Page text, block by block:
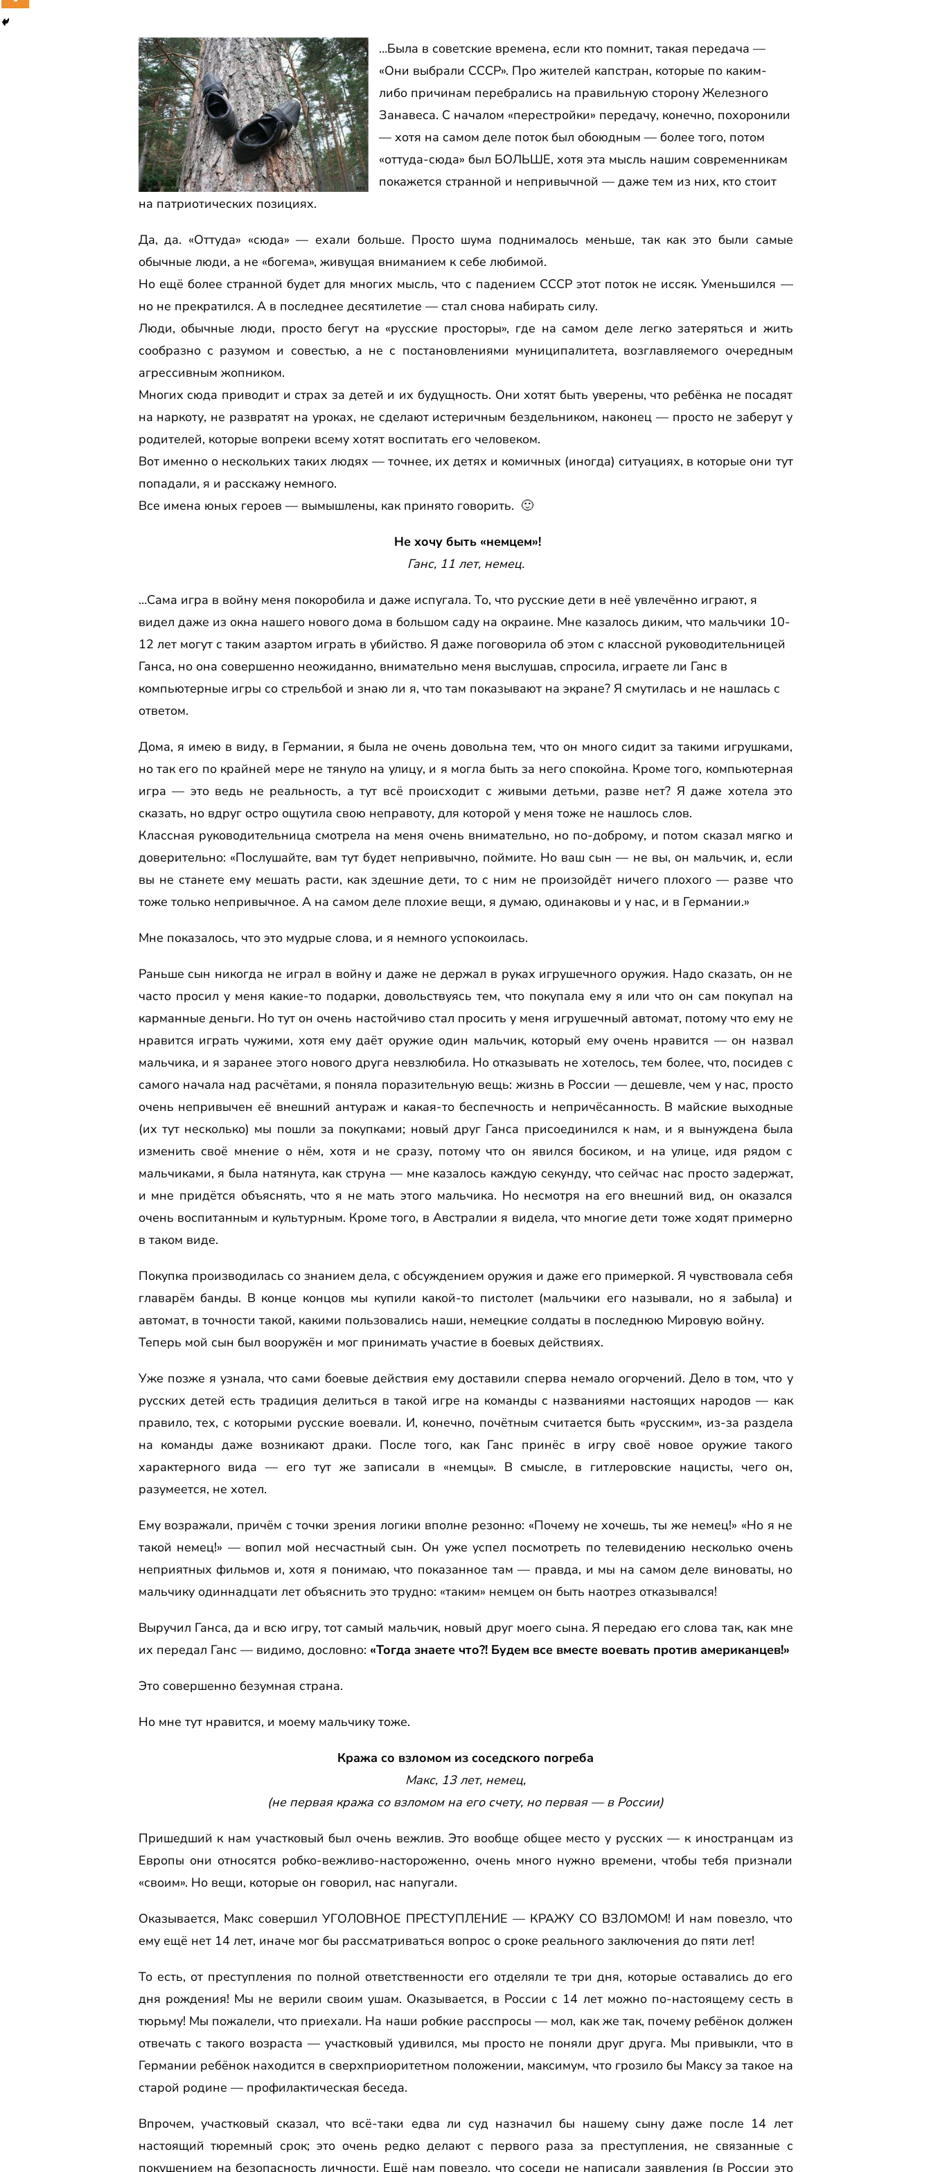
…Была в советские времена, если кто помнит, такая передача —
«Они выбрали СССР». Про жителей капстран, которые по каким-
либо причинам перебрались на правильную сторону Железного
Занавеса. С началом «перестройки» передачу, конечно, похоронили
— хотя на самом деле поток был обоюдным — более того, потом
«оттуда-сюда» был БОЛЬШЕ, хотя эта мысль нашим современникам
покажется странной и непривычной — даже тем из них, кто стоит
на патриотических позициях.
Да, да. «Оттуда» «сюда» — ехали больше. Просто шума поднималось меньше, так как это были самые
обычные люди, а не «богема», живущая вниманием к себе любимой.
Но ещё более странной будет для многих мысль, что с падением СССР этот поток не иссяк. Уменьшился —
но не прекратился. А в последнее десятилетие — стал снова набирать силу.
Люди, обычные люди, просто бегут на «русские просторы», где на самом деле легко затеряться и жить
сообразно с разумом и совестью, а не с постановлениями муниципалитета, возглавляемого очередным
агрессивным жопником.
Многих сюда приводит и страх за детей и их будущность. Они хотят быть уверены, что ребёнка не посадят
на наркоту, не развратят на уроках, не сделают истеричным бездельником, наконец — просто не заберут у
родителей, которые вопреки всему хотят воспитать его человеком.
Вот именно о нескольких таких людях — точнее, их детях и комичных (иногда) ситуациях, в которые они тут
попадали, я и расскажу немного.
Все имена юных героев — вымышлены, как принято говорить. 🙂
Не хочу быть «немцем»!
Ганс, 11 лет, немец.
…Сама игра в войну меня покоробила и даже испугала. То, что русские дети в неё увлечённо играют, я
видел даже из окна нашего нового дома в большом саду на окраине. Мне казалось диким, что мальчики 10-
12 лет могут с таким азартом играть в убийство. Я даже поговорила об этом с классной руководительницей
Ганса, но она совершенно неожиданно, внимательно меня выслушав, спросила, играете ли Ганс в
компьютерные игры со стрельбой и знаю ли я, что там показывают на экране? Я смутилась и не нашлась с
ответом.
Дома, я имею в виду, в Германии, я была не очень довольна тем, что он много сидит за такими игрушками,
но так его по крайней мере не тянуло на улицу, и я могла быть за него спокойна. Кроме того, компьютерная
игра — это ведь не реальность, а тут всё происходит с живыми детьми, разве нет? Я даже хотела это
сказать, но вдруг остро ощутила свою неправоту, для которой у меня тоже не нашлось слов.
Классная руководительница смотрела на меня очень внимательно, но по-доброму, и потом сказал мягко и
доверительно: «Послушайте, вам тут будет непривычно, поймите. Но ваш сын — не вы, он мальчик, и, если
вы не станете ему мешать расти, как здешние дети, то с ним не произойдёт ничего плохого — разве что
тоже только непривычное. А на самом деле плохие вещи, я думаю, одинаковы и у нас, и в Германии.»
Мне показалось, что это мудрые слова, и я немного успокоилась.
Раньше сын никогда не играл в войну и даже не держал в руках игрушечного оружия. Надо сказать, он не
часто просил у меня какие-то подарки, довольствуясь тем, что покупала ему я или что он сам покупал на
карманные деньги. Но тут он очень настойчиво стал просить у меня игрушечный автомат, потому что ему не
нравится играть чужими, хотя ему даёт оружие один мальчик, который ему очень нравится — он назвал
мальчика, и я заранее этого нового друга невзлюбила. Но отказывать не хотелось, тем более, что, посидев с
самого начала над расчётами, я поняла поразительную вещь: жизнь в России — дешевле, чем у нас, просто
очень непривычен её внешний антураж и какая-то беспечность и непричёсанность. В майские выходные
(их тут несколько) мы пошли за покупками; новый друг Ганса присоединился к нам, и я вынуждена была
изменить своё мнение о нём, хотя и не сразу, потому что он явился босиком, и на улице, идя рядом с
мальчиками, я была натянута, как струна — мне казалось каждую секунду, что сейчас нас просто задержат,
и мне придётся объяснять, что я не мать этого мальчика. Но несмотря на его внешний вид, он оказался
очень воспитанным и культурным. Кроме того, в Австралии я видела, что многие дети тоже ходят примерно
в таком виде.
Покупка производилась со знанием дела, с обсуждением оружия и даже его примеркой. Я чувствовала себя
главарём банды. В конце концов мы купили какой-то пистолет (мальчики его называли, но я забыла) и
автомат, в точности такой, какими пользовались наши, немецкие солдаты в последнюю Мировую войну.
Теперь мой сын был вооружён и мог принимать участие в боевых действиях.
Уже позже я узнала, что сами боевые действия ему доставили сперва немало огорчений. Дело в том, что у
русских детей есть традиция делиться в такой игре на команды с названиями настоящих народов — как
правило, тех, с которыми русские воевали. И, конечно, почётным считается быть «русским», из-за раздела
на команды даже возникают драки. После того, как Ганс принёс в игру своё новое оружие такого
характерного вида — его тут же записали в «немцы». В смысле, в гитлеровские нацисты, чего он,
разумеется, не хотел.
Ему возражали, причём с точки зрения логики вполне резонно: «Почему не хочешь, ты же немец!» «Но я не
такой немец!» — вопил мой несчастный сын. Он уже успел посмотреть по телевидению несколько очень
неприятных фильмов и, хотя я понимаю, что показанное там — правда, и мы на самом деле виноваты, но
мальчику одиннадцати лет объяснить это трудно: «таким» немцем он быть наотрез отказывался!
Выручил Ганса, да и всю игру, тот самый мальчик, новый друг моего сына. Я передаю его слова так, как мне
их передал Ганс — видимо, дословно: «Тогда знаете что?! Будем все вместе воевать против американцев!»
Это совершенно безумная страна.
Но мне тут нравится, и моему мальчику тоже.
Кража со взломом из соседского погреба
Макс, 13 лет, немец,
(не первая кража со взломом на его счету, но первая — в России)
Пришедший к нам участковый был очень вежлив. Это вообще общее место у русских — к иностранцам из
Европы они относятся робко-вежливо-настороженно, очень много нужно времени, чтобы тебя признали
«своим». Но вещи, которые он говорил, нас напугали.
Оказывается, Макс совершил УГОЛОВНОЕ ПРЕСТУПЛЕНИЕ — КРАЖУ СО ВЗЛОМОМ! И нам повезло, что
ему ещё нет 14 лет, иначе мог бы рассматриваться вопрос о сроке реального заключения до пяти лет!
То есть, от преступления по полной ответственности его отделяли те три дня, которые оставались до его
дня рождения! Мы не верили своим ушам. Оказывается, в России с 14 лет можно по-настоящему сесть в
тюрьму! Мы пожалели, что приехали. На наши робкие расспросы — мол, как же так, почему ребёнок должен
отвечать с такого возраста — участковый удивился, мы просто не поняли друг друга. Мы привыкли, что в
Германии ребёнок находится в сверхприоритетном положении, максимум, что грозило бы Максу за такое на
старой родине — профилактическая беседа.
Впрочем, участковый сказал, что всё-таки едва ли суд назначил бы нашему сыну даже после 14 лет
настоящий тюремный срок; это очень редко делают с первого раза за преступления, не связанные с
покушением на безопасность личности. Ещё нам повезло, что соседи не написали заявления (в России это